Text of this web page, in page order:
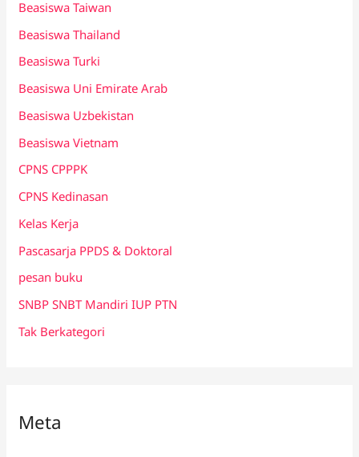
Beasiswa Taiwan
Beasiswa Thailand
Beasiswa Turki
Beasiswa Uni Emirate Arab
Beasiswa Uzbekistan
Beasiswa Vietnam
CPNS CPPPK
CPNS Kedinasan
Kelas Kerja
Pascasarja PPDS & Doktoral
pesan buku
SNBP SNBT Mandiri IUP PTN
Tak Berkategori
Meta